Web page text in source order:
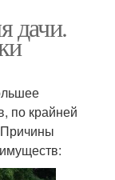
дачи.
по крайней
Причины